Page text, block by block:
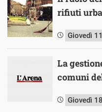
rifiuti
Giovedì
La
comuni
Giovedì